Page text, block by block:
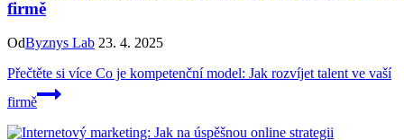
firmě
OdByznys Lab 23. 4. 2025
Přečtěte si více Co je kompetenční model: Jak rozvíjet talent ve vaší
firmě